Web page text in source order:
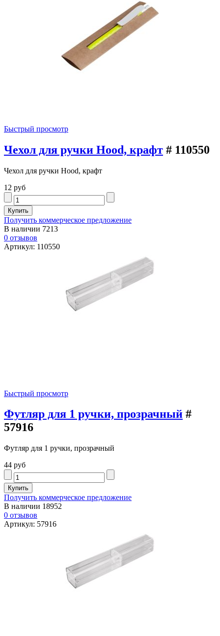
Быстрый просмотр
Чехол для ручки Hood, крафт # 110550
Чехол для ручки Hood, крафт
12 руб
Получить коммерческое предложение
В наличии 7213
0 отзывов
Артикул: 110550
Быстрый просмотр
Футляр для 1 ручки, прозрачный #
57916
Футляр для 1 ручки, прозрачный
44 руб
Получить коммерческое предложение
В наличии 18952
0 отзывов
Артикул: 57916